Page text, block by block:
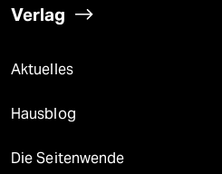
Verlag
Aktuelles
Hausblog
Die Seitenwende